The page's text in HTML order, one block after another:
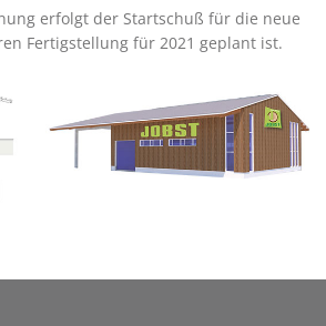
erfolgt der Startschuß für die neue
Fertigstellung für 2021 geplant ist.